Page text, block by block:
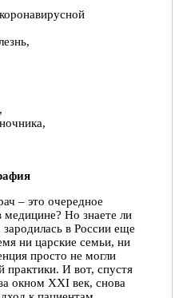
– это очередное
медицине? Но знаете ли
в России еще
ни царские семьи, ни
просто не могли
практики. И вот, спустя
окном XXI век, снова